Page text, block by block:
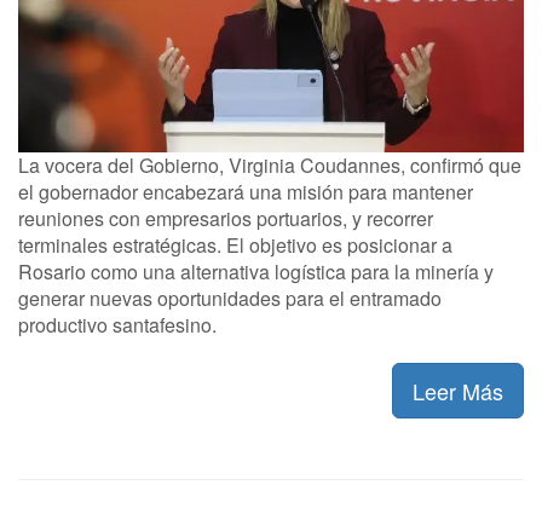
La vocera del Gobierno, Virginia Coudannes, confirmó que
el gobernador encabezará una misión para mantener
reuniones con empresarios portuarios, y recorrer
terminales estratégicas. El objetivo es posicionar a
Rosario como una alternativa logística para la minería y
generar nuevas oportunidades para el entramado
productivo santafesino.
Leer Más